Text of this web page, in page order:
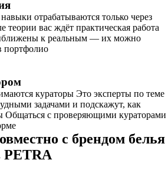
отрабатываются только через
теории вас ждёт практическая работа
к реальным — их можно
портфолио
кураторы Это эксперты по теме
задачами и подскажут, как
Общаться с проверяющими кураторами
с брендом белья
PETRA